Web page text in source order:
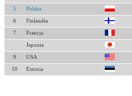
5 Polska
6 Finlandia
7 Francja
Japonia
9 USA
10 Estonia